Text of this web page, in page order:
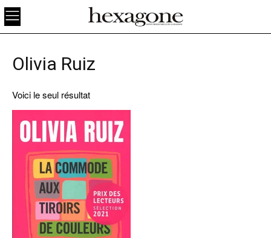
Olivia Ruiz
Voici le seul résultat